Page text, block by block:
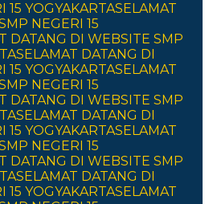
15 YOGYAKARTASELAMAT
NEGERI 15
DATANG DI WEBSITE SMP
SELAMAT DATANG DI
15 YOGYAKARTASELAMAT
NEGERI 15
DATANG DI WEBSITE SMP
SELAMAT DATANG DI
15 YOGYAKARTASELAMAT
NEGERI 15
DATANG DI WEBSITE SMP
SELAMAT DATANG DI
15 YOGYAKARTASELAMAT